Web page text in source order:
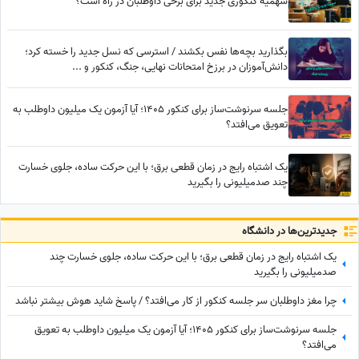
بگذارید بچه‌ها نفس بکشند / استرسی که نسل جدید را خسته کرد؛
دانش‌آموزان در برزخ امتحانات نهایی، جنگ، کنکور و ...
جلسه سرنوشت‌ساز برای کنکور 1405؛ آیا آزمون یک میلیون داوطلب به
تعویق می‌افتد؟
یک اشتباه رایج در زمان قطعی برق؛ با این حرکت ساده، جلوی خسارت
چند صدمیلیونی را بگیرید
جدید‌ترین‌ها در دانشگاه
یک اشتباه رایج در زمان قطعی برق؛ با این حرکت ساده، جلوی خسارت چند
صدمیلیونی را بگیرید
چرا مغز داوطلبان سر جلسه کنکور از کار می‌افتد؟ / پاسخ شاید هوش بیشتر نباشد
جلسه سرنوشت‌ساز برای کنکور 1405؛ آیا آزمون یک میلیون داوطلب به تعویق
می‌افتد؟